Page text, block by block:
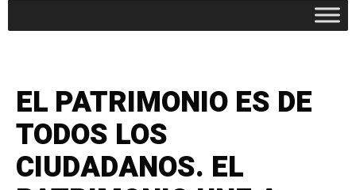
EL PATRIMONIO ES DE
TODOS LOS
CIUDADANOS. EL